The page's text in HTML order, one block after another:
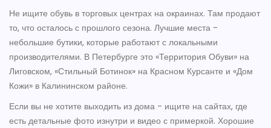
Не ищите обувь в торговых центрах на окраинах. Там продают
то, что осталось с прошлого сезона. Лучшие места -
небольшие бутики, которые работают с локальными
производителями. В Петербурге это «Территория Обуви» на
Лиговском, «Стильный Ботинок» на Красном Курсанте и «Дом
Кожи» в Калининском районе.
Если вы не хотите выходить из дома - ищите на сайтах, где
есть детальные фото изнутри и видео с примеркой. Хорошие